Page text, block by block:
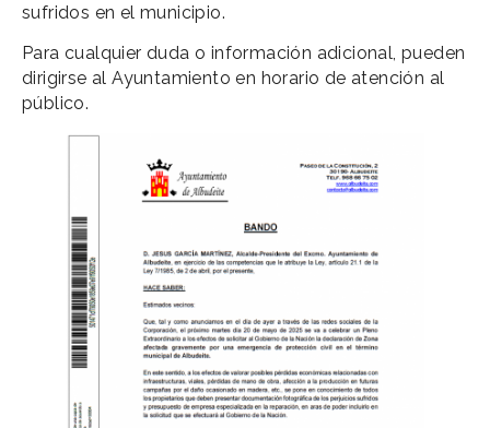
sufridos en el municipio.
Para cualquier duda o información adicional, pueden
dirigirse al Ayuntamiento en horario de atención al
público.